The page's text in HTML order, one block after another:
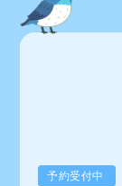
予約受付中